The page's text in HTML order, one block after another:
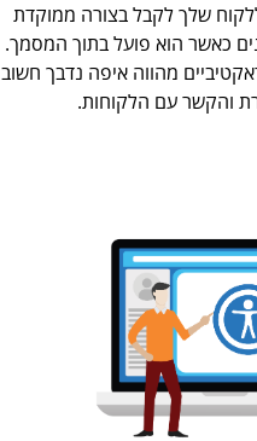
שלך לקבל בצורה ממוקדת
כאשר הוא פועל בתוך המסמך.
מהווה איפה נדבך חשוב
והקשר עם הלקוחות.